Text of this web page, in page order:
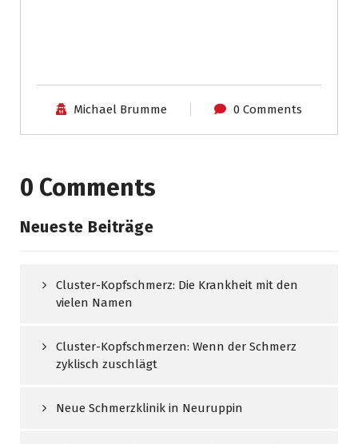
Michael Brumme 0 Comments
0 Comments
Neueste Beiträge
Cluster-Kopfschmerz: Die Krankheit mit den
vielen Namen
Cluster-Kopfschmerzen: Wenn der Schmerz
zyklisch zuschlägt
Neue Schmerzklinik in Neuruppin